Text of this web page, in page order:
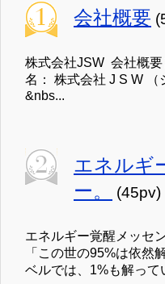
会社概要
株式会社JSW 会社概
名： 株式会社 J S W （
&nbs...
エネルギ
ー。
(45pv)
エネルギー覚醒メッセ
「この世の95%は依然
ベルでは、1%も解って